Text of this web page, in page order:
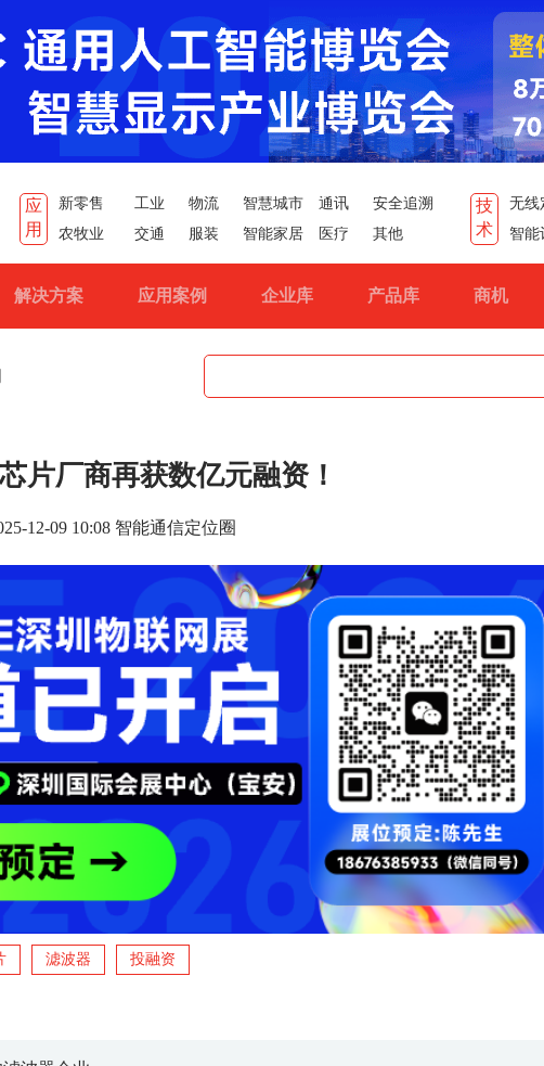
应
用
新零售 工业 物流 智慧城市 通讯
安全追溯
农牧业
交通 服装 智能家居 医疗 其他
技
术
无线
智能
解决方案 应用案例 企业库 产品库 商机
片厂商再获数亿元融资！
12-09 10:08 智能通信定位圈
滤波器 投融资